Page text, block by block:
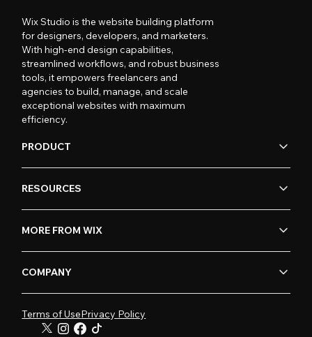
Wix Studio is the website building platform
for designers, developers, and marketers.
With high-end design capabilities,
streamlined workflows, and robust business
tools, it empowers freelancers and
agencies to build, manage, and scale
exceptional websites with maximum
efficiency.
PRODUCT
RESOURCES
MORE FROM WIX
COMPANY
Terms of UsePrivacy Policy